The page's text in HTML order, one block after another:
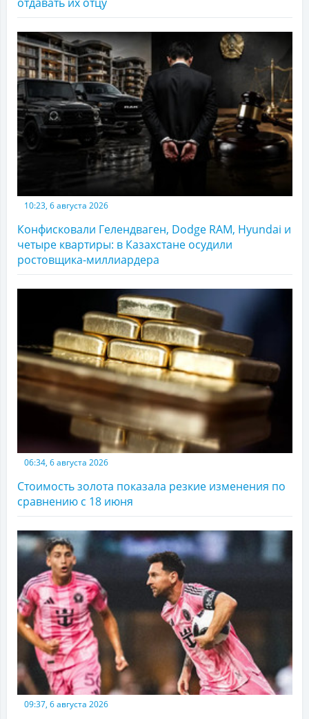
10:23, 6 августа 2026
Конфисковали Гелендваген, Dodge RAM, Hyundai и
четыре квартиры: в Казахстане осудили
ростовщика-миллиардера
06:34, 6 августа 2026
Стоимость золота показала резкие изменения по
сравнению с 18 июня
09:37, 6 августа 2026